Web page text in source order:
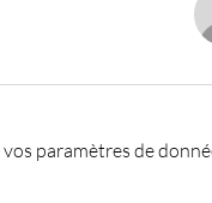
paramètres de